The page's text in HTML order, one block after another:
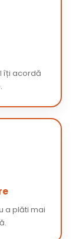
îți acordă
a plăti mai